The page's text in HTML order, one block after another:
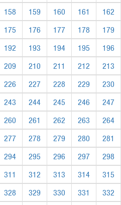
158 159 160 161 162
175 176 177 178 179
192 193 194 195 196
209 210 211 212 213
226 227 228 229 230
243 244 245 246 247
260 261 262 263 264
277 278 279 280 281
294 295 296 297 298
311 312 313 314 315
328 329 330 331 332